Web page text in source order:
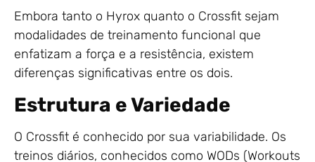
Embora tanto o Hyrox quanto o Crossfit sejam
modalidades de treinamento funcional que
enfatizam a força e a resistência, existem
diferenças significativas entre os dois.
Estrutura e Variedade
O Crossfit é conhecido por sua variabilidade. Os
treinos diários, conhecidos como WODs (Workouts